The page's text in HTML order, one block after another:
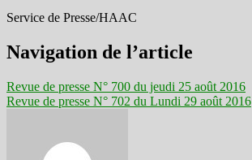
Service de Presse/HAAC
Navigation de l’article
Revue de presse N° 700 du jeudi 25 août 2016
Revue de presse N° 702 du Lundi 29 août 2016